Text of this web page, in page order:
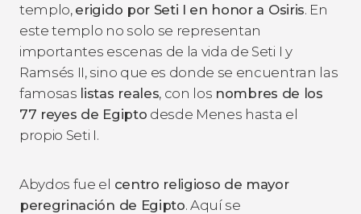
templo, erigido por Seti I en honor a Osiris. En
este templo no solo se representan
importantes escenas de la vida de Seti I y
Ramsés II, sino que es donde se encuentran las
famosas listas reales, con los nombres de los
77 reyes de Egipto desde Menes hasta el
propio Seti I.
Abydos fue el centro religioso de mayor
peregrinación de Egipto. Aquí se